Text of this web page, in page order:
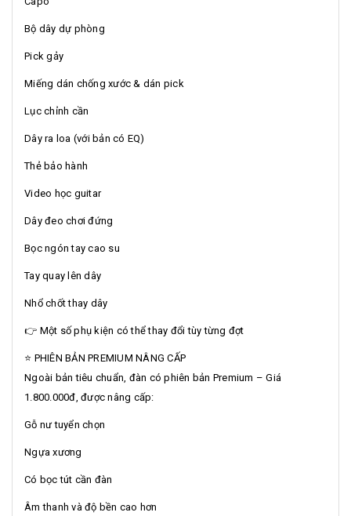
Bộ dây dự phòng
Pick gảy
Miếng dán chống xước & dán pick
Lục chỉnh cần
Dây ra loa (với bản có EQ)
Thẻ bảo hành
Video học guitar
Dây đeo chơi đứng
Bọc ngón tay cao su
Tay quay lên dây
Nhổ chốt thay dây
👉 Một số phụ kiện có thể thay đổi tùy từng đợt
⭐ PHIÊN BẢN PREMIUM NÂNG CẤP
Ngoài bản tiêu chuẩn, đàn có phiên bản Premium – Giá
1.800.000đ, được nâng cấp:
Gỗ nư tuyển chọn
Ngựa xương
Có bọc tút cần đàn
Âm thanh và độ bền cao hơn